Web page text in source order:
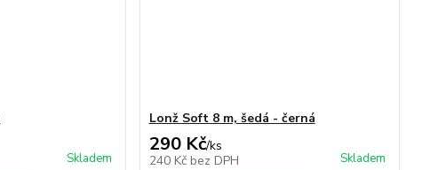
Skladem
Lonž Soft 8 m, šedá - černá
290 Kč/ks
240 Kč bez DPH Skladem